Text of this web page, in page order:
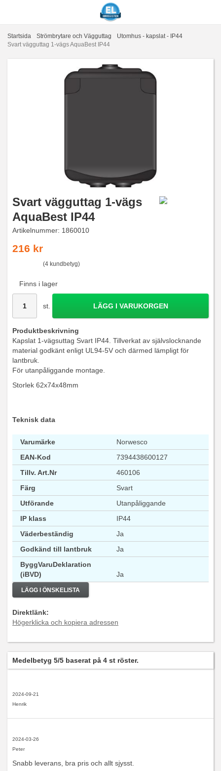
Startsida Strömbrytare och Vägguttag
Utomhus - kapslat - IP44
Svart vägguttag 1-vägs AquaBest IP44
Svart vägguttag 1-vägs
AquaBest IP44
Artikelnummer: 1860010
216 kr
(4 kundbetyg)
Finns i lager
st. LÄGG I VARUKORGEN
Produktbeskrivning
Kapslat 1-vägsuttag Svart IP44. Tillverkat av självslocknande
material godkänt enligt UL94-5V och därmed lämpligt för
lantbruk.
För utanpåliggande montage.
Storlek 62x74x48mm
Teknisk data
Varumärke
Norwesco
EAN-Kod
7394438600127
Tillv. Art.Nr
460106
Färg
Svart
Utförande
Utanpåliggande
IP klass
IP44
Väderbeständig
Ja
Godkänd till lantbruk
Ja
ByggVaruDeklaration
(iBVD)
Ja
LÄGG I ÖNSKELISTA
Direktlänk:
Högerklicka och kopiera adressen
Medelbetyg 5/5 baserat på 4 st röster.
2024-09-21
Henrik
2024-03-26
Peter
Snabb leverans, bra pris och allt sjysst.